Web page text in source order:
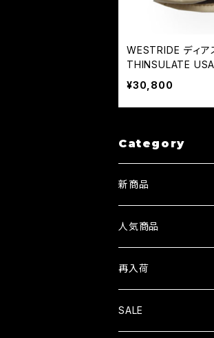
WESTRIDE ディ
THINSULATE
NDARD GLOVE
¥30,800
Category
新商品
人気商品
再入荷
SALE